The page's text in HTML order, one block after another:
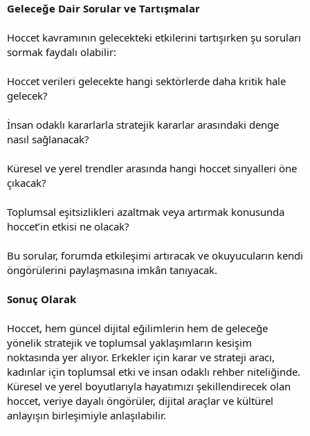
Geleceğe Dair Sorular ve Tartışmalar
Hoccet kavramının gelecekteki etkilerini tartışırken şu soruları
sormak faydalı olabilir:
Hoccet verileri gelecekte hangi sektörlerde daha kritik hale
gelecek?
İnsan odaklı kararlarla stratejik kararlar arasındaki denge
nasıl sağlanacak?
Küresel ve yerel trendler arasında hangi hoccet sinyalleri öne
çıkacak?
Toplumsal eşitsizlikleri azaltmak veya artırmak konusunda
hoccet’in etkisi ne olacak?
Bu sorular, forumda etkileşimi artıracak ve okuyucuların kendi
öngörülerini paylaşmasına imkân tanıyacak.
Sonuç Olarak
Hoccet, hem güncel dijital eğilimlerin hem de geleceğe
yönelik stratejik ve toplumsal yaklaşımların kesişim
noktasında yer alıyor. Erkekler için karar ve strateji aracı,
kadınlar için toplumsal etki ve insan odaklı rehber niteliğinde.
Küresel ve yerel boyutlarıyla hayatımızı şekillendirecek olan
hoccet, veriye dayalı öngörüler, dijital araçlar ve kültürel
anlayışın birleşimiyle anlaşılabilir.